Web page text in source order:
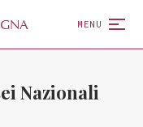
MENU
Nazionali